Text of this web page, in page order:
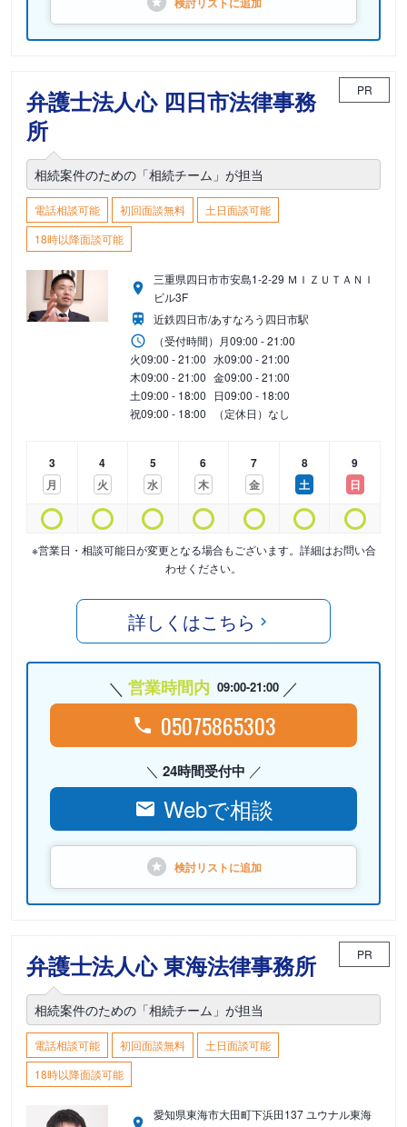
弁護士法人心 四日市法律事務
所
PR
相続案件のための「相続チーム」が担当
電話相談可能 初回面談無料
土日面談可能
18時以降面談可能
三重県四日市市安島1-2-29 ＭＩＺＵＴＡＮＩ
ビル3F
近鉄四日市/あすなろう四日市駅
（受付時間） 月09:00 - 21:00
火09:00 - 21:00 水09:00 - 21:00
木09:00 - 21:00 金09:00 - 21:00
土09:00 - 18:00 日09:00 - 18:00
祝09:00 - 18:00 （定休日）なし
3
月
4
火
5
水
6
木
7
金
8
土
9
日
※営業日・相談可能日が変更となる場合もございます。詳細はお問い合
わせください。
詳しくはこちら
営業時間内 09:00-21:00
05075865303
24時間受付中
Webで相談
検討リストに追加
弁護士法人心 東海法律事務所 PR
相続案件のための「相続チーム」が担当
電話相談可能 初回面談無料
土日面談可能
18時以降面談可能
愛知県東海市大田町下浜田137 ユウナル東海